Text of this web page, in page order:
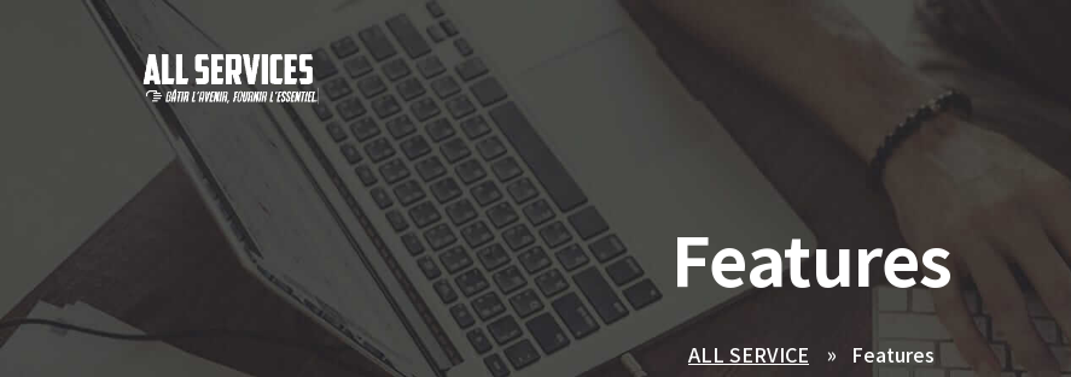
Features
ALL SERVICE Features